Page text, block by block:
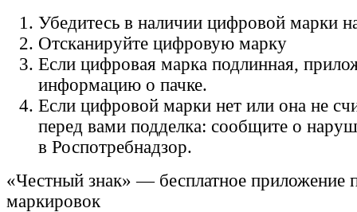
Убедитесь в наличии цифровой марки
Отсканируйте цифровую марку
Если цифровая марка подлинная,
информацию о пачке.
Если цифровой марки нет или она не
перед вами подделка: сообщите о
в Роспотребнадзор.
«Честный знак» — бесплатное приложение
маркировок